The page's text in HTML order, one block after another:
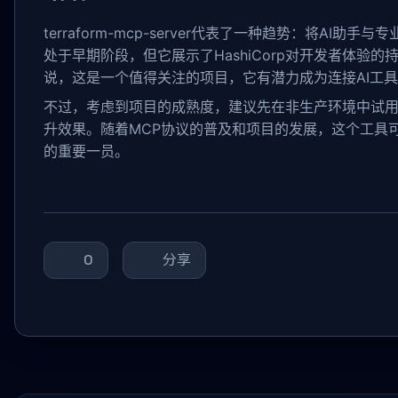
terraform-mcp-server代表了一种趋势：将AI助手与专
处于早期阶段，但它展示了HashiCorp对开发者体验的
说，这是一个值得关注的项目，它有潜力成为连接AI工
不过，考虑到项目的成熟度，建议先在非生产环境中
升效果。随着MCP协议的普及和项目的发展，这个工
的重要一员。
0 分享